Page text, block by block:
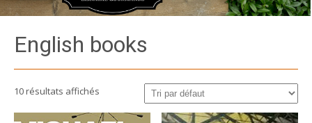
English books
10 résultats affichés